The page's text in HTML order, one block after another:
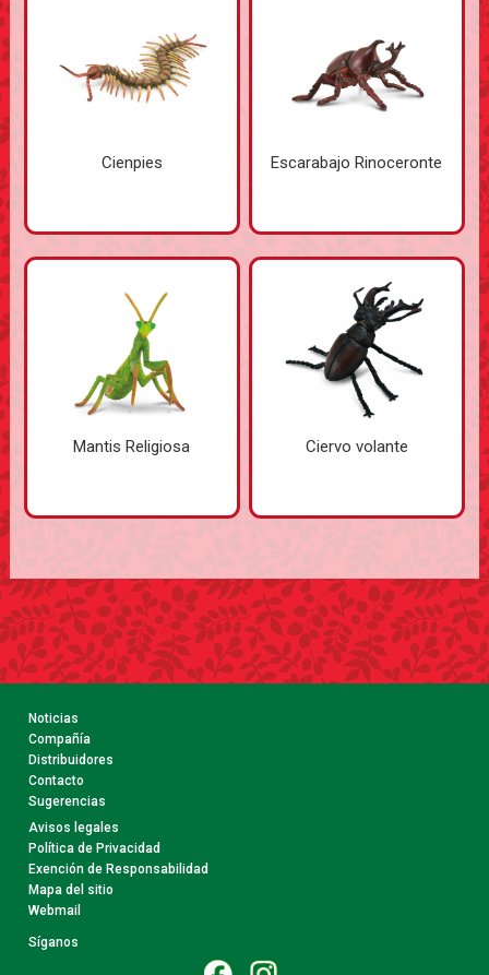
Cienpies Escarabajo Rinoceronte
Mantis Religiosa Ciervo volante
Noticias
Compañía
Distribuidores
Contacto
Sugerencias
Avisos legales
Política de Privacidad
Exención de Responsabilidad
Mapa del sitio
Webmail
Síganos